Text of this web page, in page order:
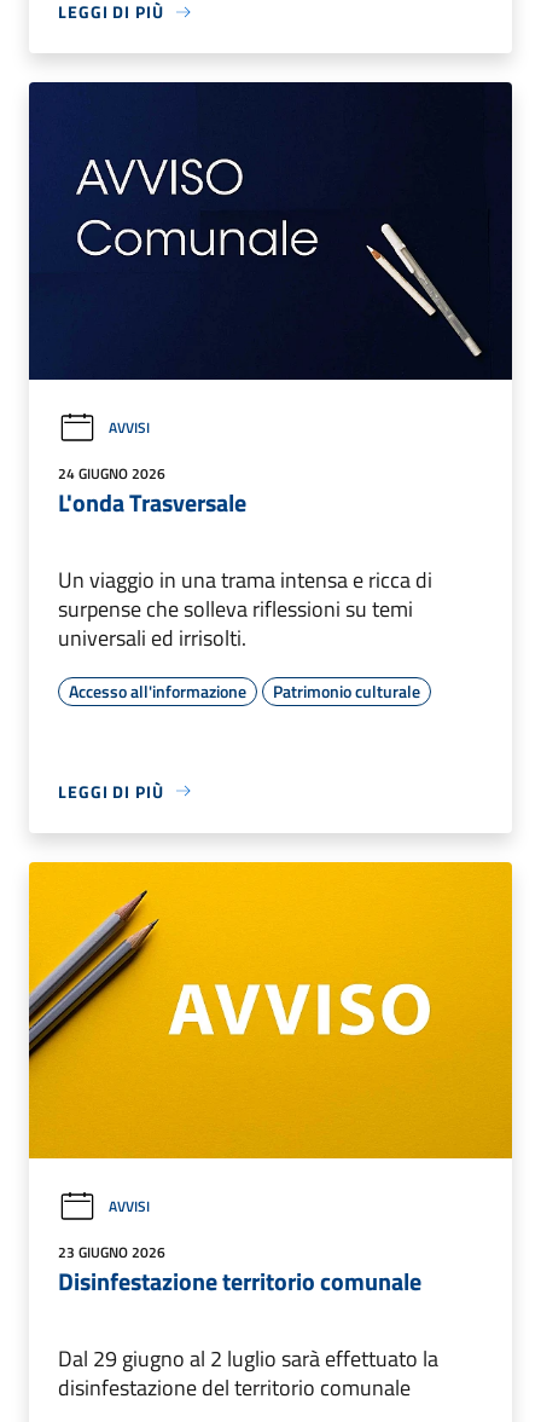
LEGGI DI PIÙ
AVVISI
24 GIUGNO 2026
L'onda Trasversale
Un viaggio in una trama intensa e ricca di
surpense che solleva riflessioni su temi
universali ed irrisolti.
Accesso all'informazione Patrimonio culturale
LEGGI DI PIÙ
AVVISI
23 GIUGNO 2026
Disinfestazione territorio comunale
Dal 29 giugno al 2 luglio sarà effettuato la
disinfestazione del territorio comunale